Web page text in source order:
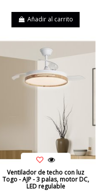
Añadir al carrito
Ventilador de techo con luz
Togo - AJP - 3 palas, motor DC,
LED regulable